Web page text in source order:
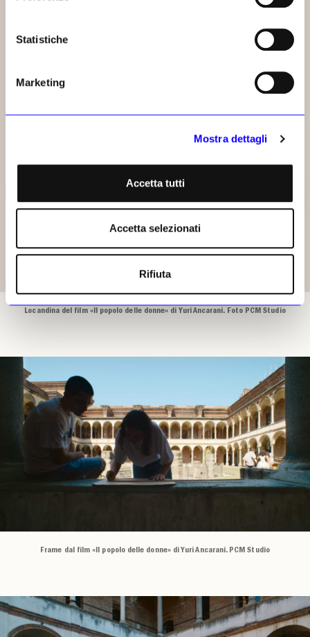
Statistiche
Marketing
Mostra dettagli
Accetta tutti
Accetta selezionati
Rifiuta
Locandina del film «Il popolo delle donne» di Yuri Ancarani. Foto PCM Studio
Frame dal film «Il popolo delle donne» di Yuri Ancarani. PCM Studio